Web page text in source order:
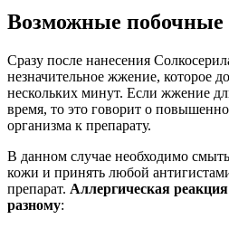
Возможные побочные
Сразу после нанесения
незначительное жжение, которое
нескольких минут. Если жжение
время, то это говорит о
организма к препарату.
В данном случае необходимо
кожи и принять любой
препарат. Аллергическая
разному: